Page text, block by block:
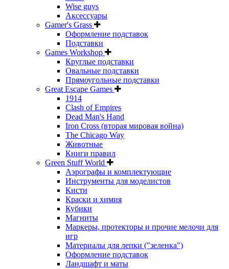
Wise guys
Аксессуары
Gamer's Grass
Оформление подставок
Подставки
Games Workshop
Круглые подставки
Овальные подставки
Прямоугольные подставки
Great Escape Games
1914
Clash of Empires
Dead Man's Hand
Iron Cross (вторая мировая война)
The Chicago Way
Животные
Книги правил
Green Stuff World
Аэрографы и комплектующие
Инструменты для моделистов
Кисти
Краски и химия
Кубики
Магниты
Маркеры, протекторы и прочие мелочи для
игр
Материалы для лепки ("зеленка")
Оформление подставок
Ландшафт и маты